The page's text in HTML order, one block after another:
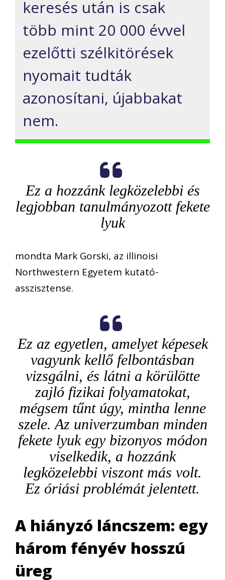
keresés után is csak
több mint 20 000 évvel
ezelőtti szélkitörések
nyomait tudták
azonosítani, újabbakat
nem.
Ez a hozzánk legközelebbi és
legjobban tanulmányozott fekete
lyuk
mondta Mark Gorski, az illinoisi
Northwestern Egyetem kutató-
asszisztense.
Ez az egyetlen, amelyet képesek
vagyunk kellő felbontásban
vizsgálni, és látni a körülötte
zajló fizikai folyamatokat,
mégsem tűnt úgy, mintha lenne
szele. Az univerzumban minden
fekete lyuk egy bizonyos módon
viselkedik, a hozzánk
legközelebbi viszont más volt.
Ez óriási problémát jelentett.
A hiányzó láncszem: egy
három fényév hosszú
üreg